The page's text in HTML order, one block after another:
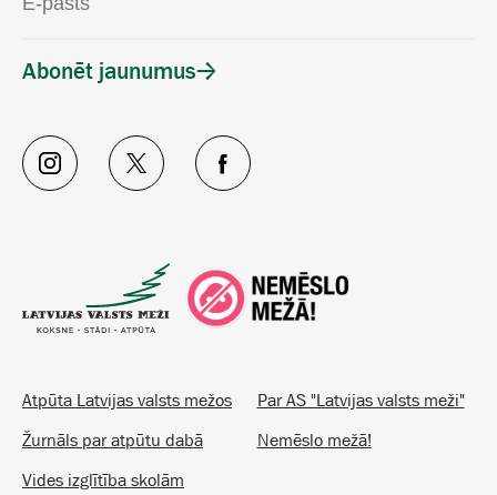
Atpūta Latvijas valsts mežos
Par AS "Latvijas valsts meži"
Žurnāls par atpūtu dabā
Nemēslo mežā!
Vides izglītība skolām
Abonēt jaunumus